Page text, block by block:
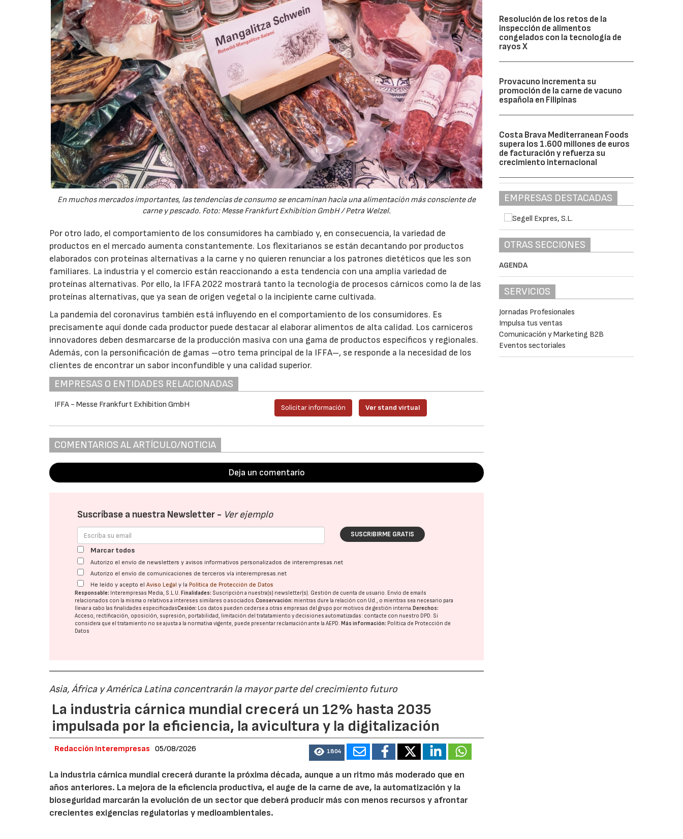
En muchos mercados importantes, las tendencias de consumo se encaminan hacia una alimentación más consciente de
carne y pescado. Foto: Messe Frankfurt Exhibition GmbH / Petra Welzel.
Por otro lado, el comportamiento de los consumidores ha cambiado y, en consecuencia, la variedad de
productos en el mercado aumenta constantemente. Los flexitarianos se están decantando por productos
elaborados con proteínas alternativas a la carne y no quieren renunciar a los patrones dietéticos que les son
familiares. La industria y el comercio están reaccionando a esta tendencia con una amplia variedad de
proteínas alternativas. Por ello, la IFFA 2022 mostrará tanto la tecnología de procesos cárnicos como la de las
proteínas alternativas, que ya sean de origen vegetal o la incipiente carne cultivada.
La pandemia del coronavirus también está influyendo en el comportamiento de los consumidores. Es
precisamente aquí donde cada productor puede destacar al elaborar alimentos de alta calidad. Los carniceros
innovadores deben desmarcarse de la producción masiva con una gama de productos específicos y regionales.
Además, con la personificación de gamas –otro tema principal de la IFFA–, se responde a la necesidad de los
clientes de encontrar un sabor inconfundible y una calidad superior.
EMPRESAS O ENTIDADES RELACIONADAS
IFFA - Messe Frankfurt Exhibition GmbH Solicitar información Ver stand virtual
COMENTARIOS AL ARTÍCULO/NOTICIA
Deja un comentario
Suscríbase a nuestra Newsletter - Ver ejemplo
SUSCRIBIRME GRATIS
Marcar todos
Autorizo el envío de newsletters y avisos informativos personalizados de interempresas.net
Autorizo el envío de comunicaciones de terceros vía interempresas.net
He leído y acepto elAviso Legal y la Política de Protección de Datos
Responsable: Interempresas Media, S.L.U. Finalidades: Suscripción a nuestra(s) newsletter(s). Gestión de cuenta de usuario. Envío de emails
relacionados con la misma o relativos a intereses similares o asociados.Conservación: mientras dure la relación con Ud., o mientras sea necesario para
llevar a cabo las finalidades especificadasCesión: Los datos pueden cederse a otras empresas del grupo por motivos de gestión interna. Derechos:
Acceso, rectificación, oposición, supresión, portabilidad, limitación del tratatamiento y decisiones automatizadas: contacte con nuestro DPD. Si
considera que el tratamiento no se ajusta a la normativa vigente, puede presentar reclamación ante laAEPD. Más información: Política de Protección de
Datos
Asia, África y América Latina concentrarán la mayor parte del crecimiento futuro
La industria cárnica mundial crecerá un 12% hasta 2035
impulsada por la eficiencia, la avicultura y la digitalización
Redacción Interempresas 05/08/2026 1804
La industria cárnica mundial crecerá durante la próxima década, aunque a un ritmo más moderado que en
años anteriores. La mejora de la eficiencia productiva, el auge de la carne de ave, la automatización y la
bioseguridad marcarán la evolución de un sector que deberá producir más con menos recursos y afrontar
crecientes exigencias regulatorias y medioambientales.
Resolución de los retos de la
inspección de alimentos
congelados con la tecnología de
rayos X
Provacuno incrementa su
promoción de la carne de vacuno
española en Filipinas
Costa Brava Mediterranean Foods
supera los 1.600 millones de euros
de facturación y refuerza su
crecimiento internacional
EMPRESAS DESTACADAS
OTRAS SECCIONES
AGENDA
SERVICIOS
Jornadas Profesionales
Impulsa tus ventas
Comunicación y Marketing B2B
Eventos sectoriales